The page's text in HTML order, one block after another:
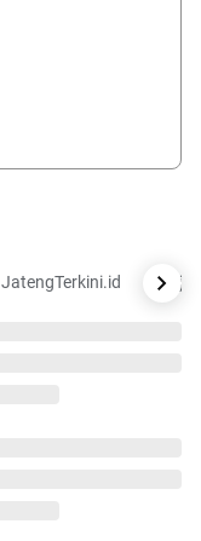
JatengTerkini.id